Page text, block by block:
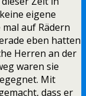
eigene
auf Rädern
eben hatten
Herren an der
waren sie
Mit
dass er